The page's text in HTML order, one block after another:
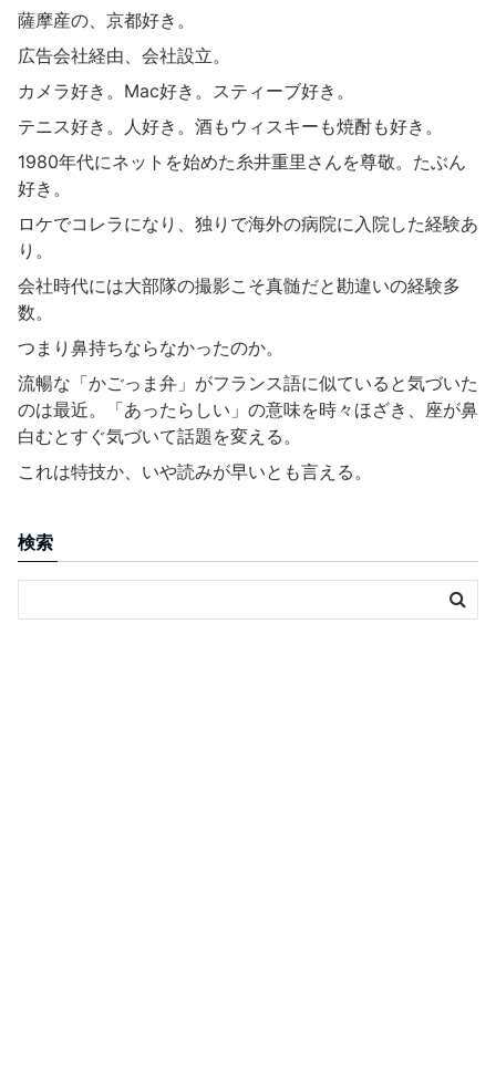
薩摩産の、京都好き。
広告会社経由、会社設立。
カメラ好き。Mac好き。スティーブ好き。
テニス好き。人好き。酒もウィスキーも焼酎も好き。
1980年代にネットを始めた糸井重里さんを尊敬。たぶん
好き。
ロケでコレラになり、独りで海外の病院に入院した経験あ
り。
会社時代には大部隊の撮影こそ真髄だと勘違いの経験多
数。
つまり鼻持ちならなかったのか。
流暢な「かごっま弁」がフランス語に似ていると気づいた
のは最近。「あったらしい」の意味を時々ほざき、座が鼻
白むとすぐ気づいて話題を変える。
これは特技か、いや読みが早いとも言える。
検索